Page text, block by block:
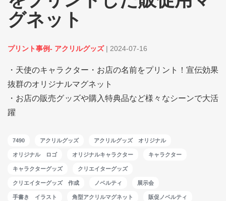
グネット
プリント事例- アクリルグッズ | 2024-07-16
・天使のキャラクター・お店の名前をプリント！宣伝効果
抜群のオリジナルマグネット
・お店の販売グッズや購入特典品など様々なシーンで大活
躍
7490 アクリルグッズ アクリルグッズ オリジナル
オリジナル ロゴ オリジナルキャラクター キャラクター
キャラクターグッズ クリエイターグッズ
クリエイターグッズ 作成 ノベルティ 展示会
手書き イラスト 角型アクリルマグネット 販促ノベルティ